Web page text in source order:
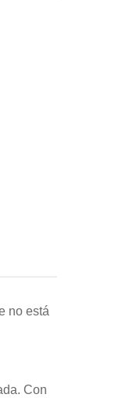
no está
Con